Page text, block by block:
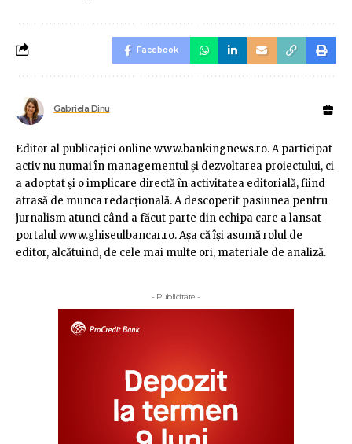
Facebook
Gabriela Dinu
Editor al publicaţiei online www.bankingnews.ro. A participat
activ nu numai în managementul şi dezvoltarea proiectului, ci
a adoptat şi o implicare directă în activitatea editorială, fiind
atrasă de munca redacţională. A descoperit pasiunea pentru
jurnalism atunci când a făcut parte din echipa care a lansat
portalul www.ghiseulbancar.ro. Așa că îşi asumă rolul de
editor, alcătuind, de cele mai multe ori, materiale de analiză.
- Publicitate -